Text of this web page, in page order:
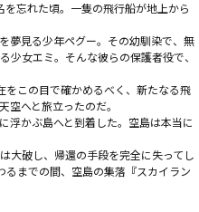
忘れた頃。一隻の飛行船が地上から
夢見る少年ペグー。その幼馴染で、無
少女エミ。そんな彼らの保護者役で、
この目で確かめるべく、新たなる飛
へと旅立ったのだ。
浮かぶ島へと到着した。空島は本当に
大破し、帰還の手段を完全に失ってし
までの間、空島の集落『スカイラン